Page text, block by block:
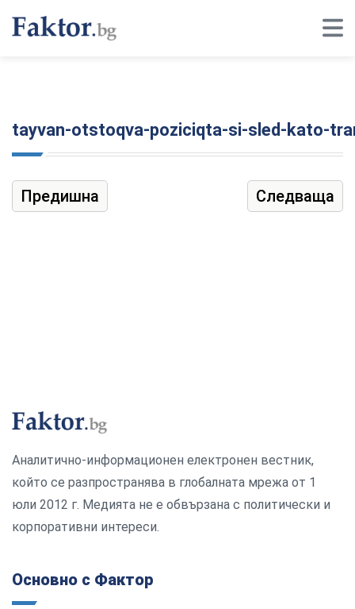
tayvan-otstoqva-poziciqta-si-sled-kato-
Предишна Следваща
Аналитично-информационен електронен вестник,
който се разпространява в глобалната мрежа от 1
юли 2012 г. Медията не е обвързана с политически и
корпоративни интереси.
Основно с Фактор